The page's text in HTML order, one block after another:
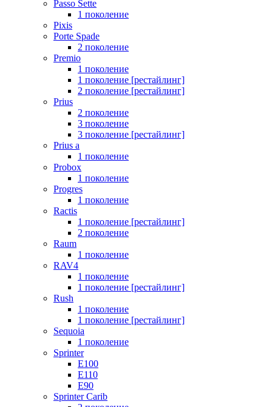
Passo Sette
1 поколение
Pixis
Porte Spade
2 поколение
Premio
1 поколение
1 поколение [рестайлинг]
2 поколение [рестайлинг]
Prius
2 поколение
3 поколение
3 поколение [рестайлинг]
Prius a
1 поколение
Probox
1 поколение
Progres
1 поколение
Ractis
1 поколение [рестайлинг]
2 поколение
Raum
1 поколение
RAV4
1 поколение
1 поколение [рестайлинг]
Rush
1 поколение
1 поколение [рестайлинг]
Sequoia
1 поколение
Sprinter
E100
E110
E90
Sprinter Carib